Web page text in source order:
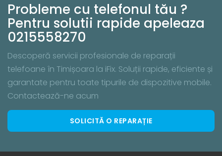
Probleme cu telefonul tău ?
Pentru solutii rapide apeleaza
0215558270
Descoperă servicii profesionale de reparații
telefoane în Timișoara la iFix. Soluții rapide, eficiente și
garantate pentru toate tipurile de dispozitive mobile.
Contactează-ne acum
SOLICITĂ O REPARAȚIE